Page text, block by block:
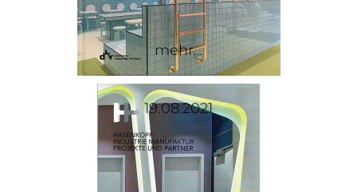
mehr...
19.08.2021